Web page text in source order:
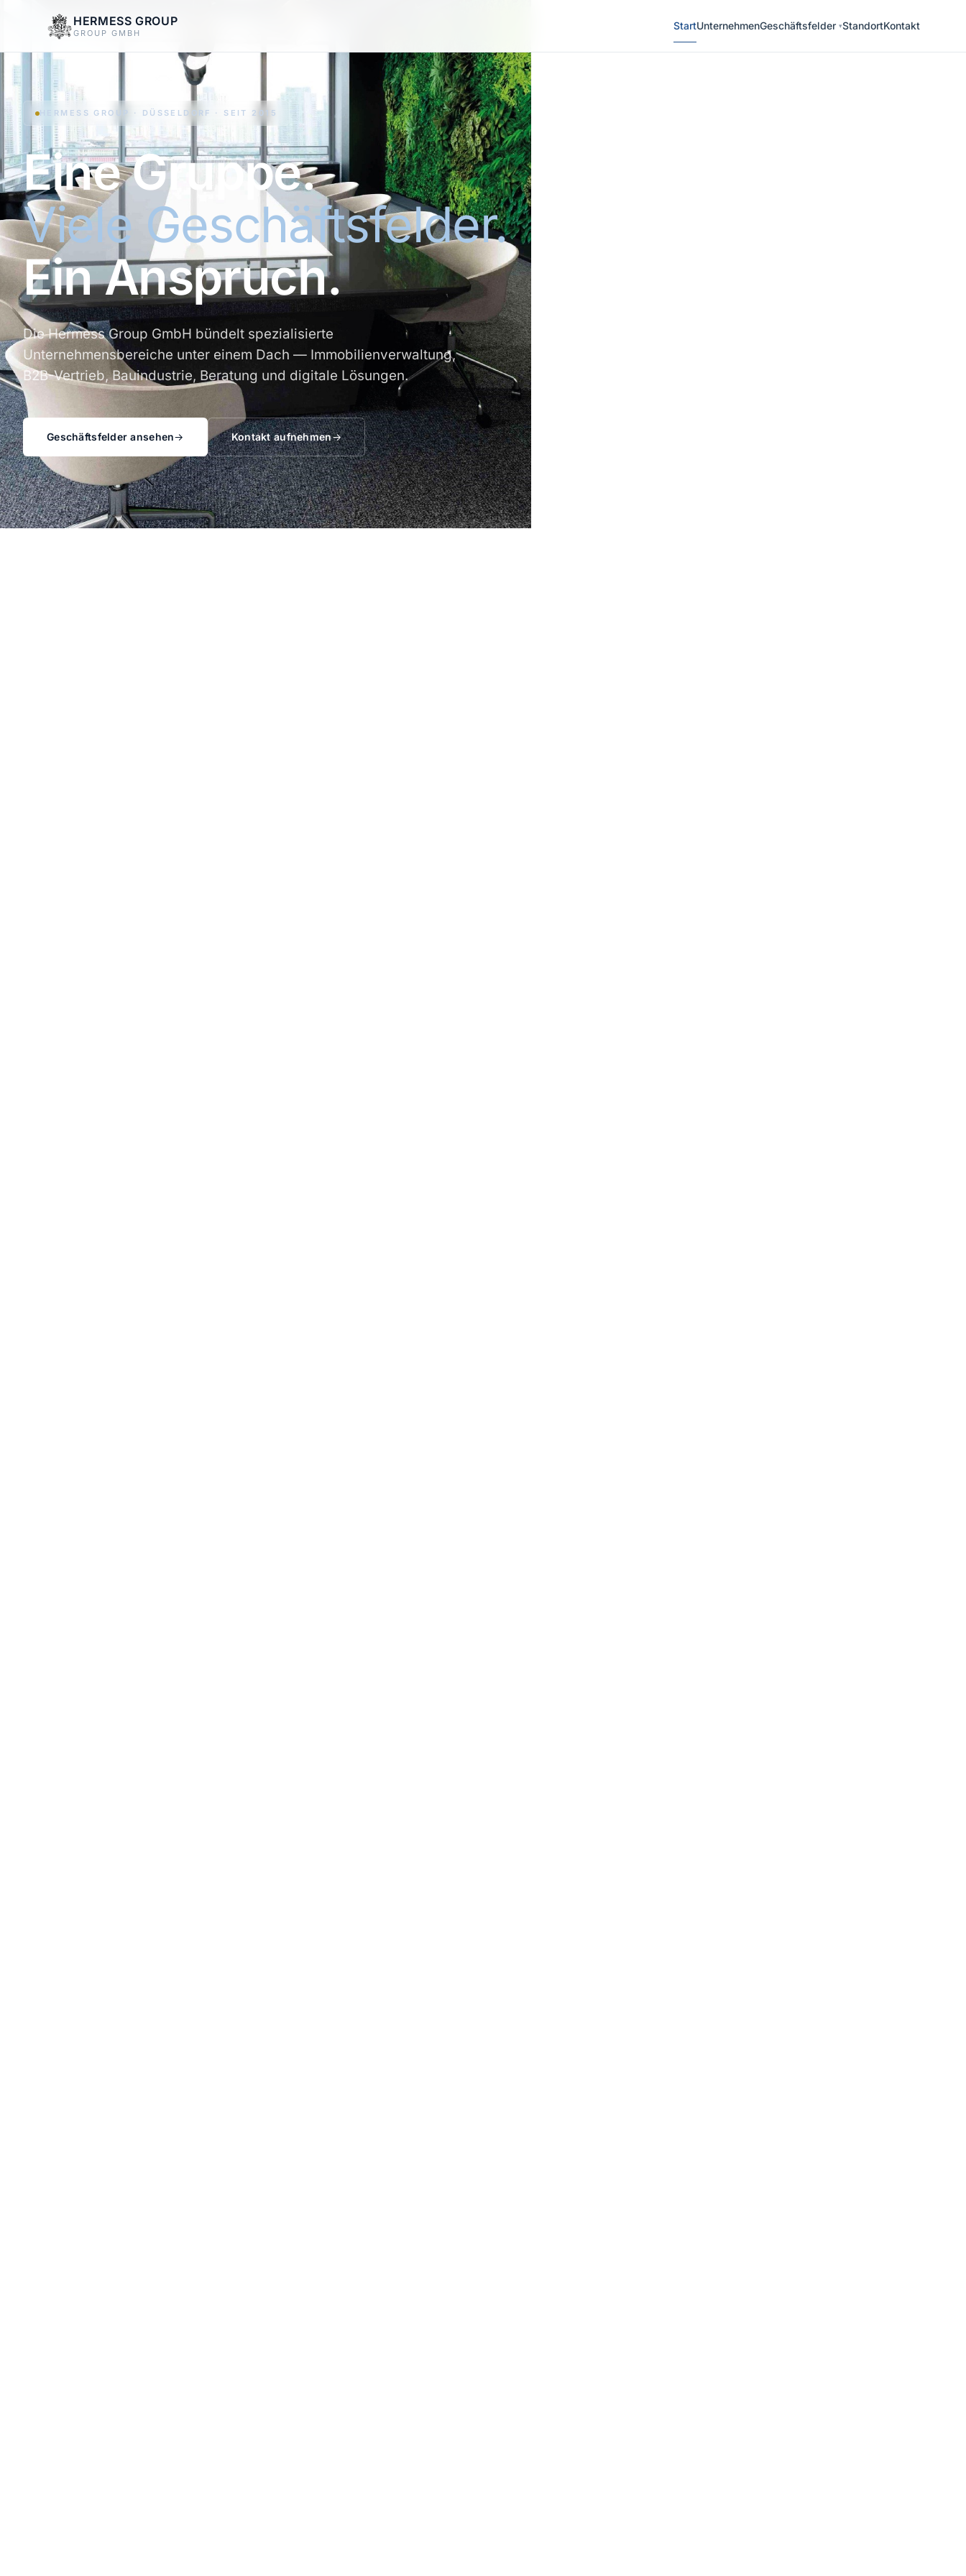
HERMESS GROUP
GROUP GMBH
StartUnternehmenGeschäftsfelder ▾StandortKontakt
HERMESS GROUP · DÜSSELDORF · SEIT 2015
Eine Gruppe.
Viele Geschäftsfelder.
Ein Anspruch.
Die Hermess Group GmbH bündelt spezialisierte
Unternehmensbereiche unter einem Dach — Immobilienverwaltung,
B2B-Vertrieb, Bauindustrie, Beratung und digitale Lösungen.
Geschäftsfelder ansehen Kontakt aufnehmen